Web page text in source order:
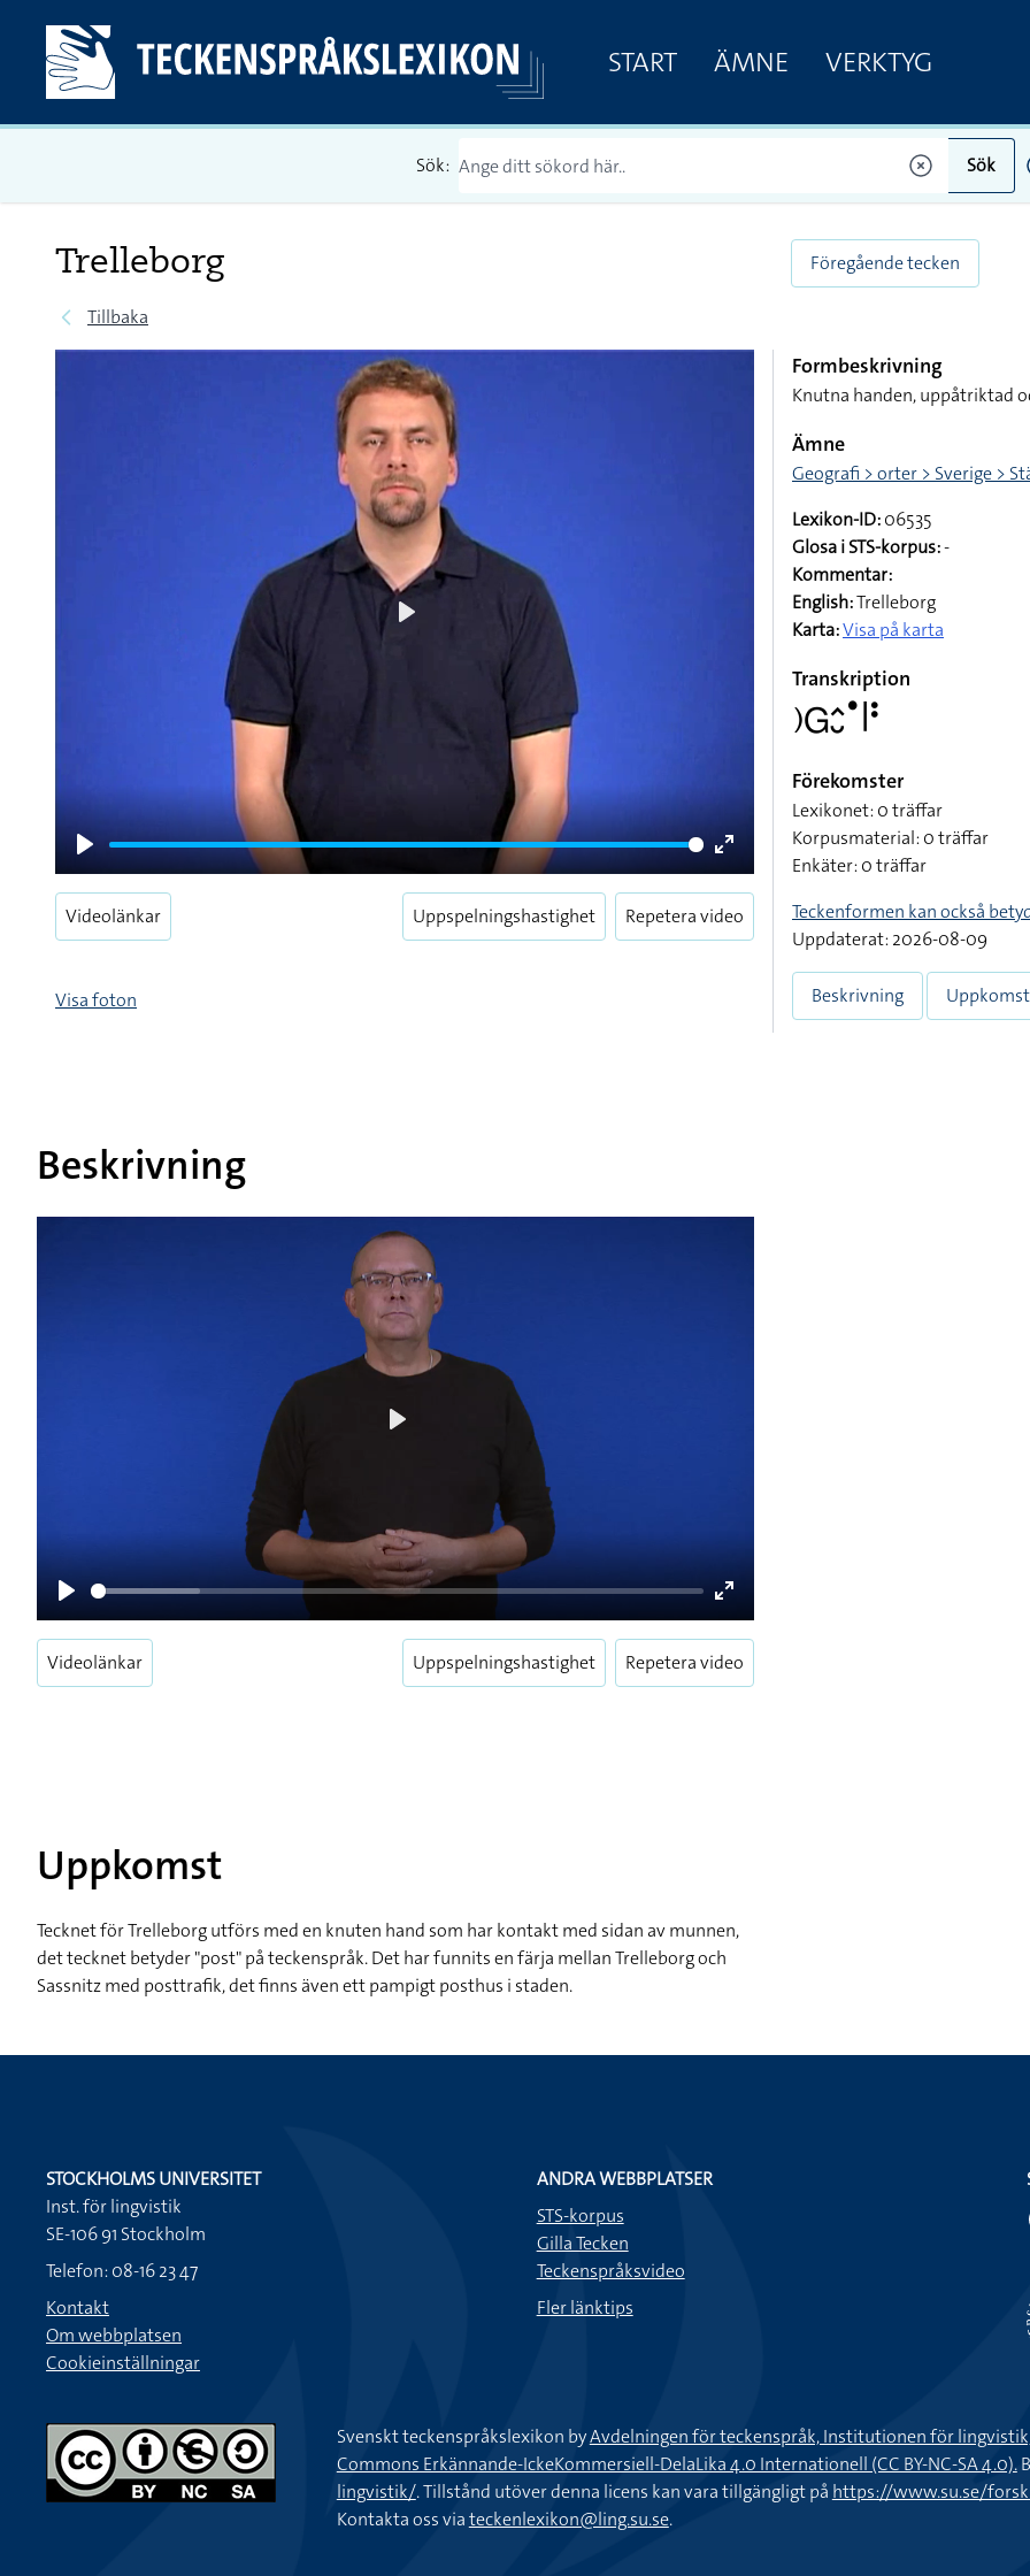
START ÄMNE VERKTYG
Sök: Sök
Trelleborg
Tillbaka
Föregående tecken
Play
Enter
fullscreen
Videolänkar Uppspelningshastighet Repetera video
Visa foton
Formbeskrivning
Knutna handen, uppåtriktad
Ämne
Geografi > orter > Sverige >
Lexikon-ID:06535
Glosa i STS-korpus:-
Kommentar:
English:Trelleborg
Karta:Visa på karta
Transkription
􌤊􌤦􌤵􌤷􌤟􌥼􌥻
Förekomster
Lexikonet: 0 träffar
Korpusmaterial: 0 träffar
Enkäter: 0 träffar
Teckenformen kan också
Uppdaterat: 2026-08-09
Beskrivning Uppkomst
Beskrivning
Play
Enter
fullscreen
Videolänkar Uppspelningshastighet Repetera video
Uppkomst
Tecknet för Trelleborg utförs med en knuten hand som har kontakt med sidan av munnen,
det tecknet betyder "post" på teckenspråk. Det har funnits en färja mellan Trelleborg och
Sassnitz med posttrafik, det finns även ett pampigt posthus i staden.
STOCKHOLMS UNIVERSITET
Inst. för lingvistik
SE-106 91 Stockholm
Telefon: 08-16 23 47
Kontakt
Om webbplatsen
Cookieinställningar
ANDRA WEBBPLATSER
STS-korpus
Gilla Tecken
Teckenspråksvideo
Fler länktips
Svenskt teckenspråkslexikon byAvdelningen för teckenspråk, Institutionen för
Commons Erkännande-IckeKommersiell-DelaLika 4.0 Internationell (CC BY-NC-SA 4.0).
lingvistik/. Tillstånd utöver denna licens kan vara tillgängligt på https://www.su.se/
Kontakta oss viateckenlexikon@ling.su.se.